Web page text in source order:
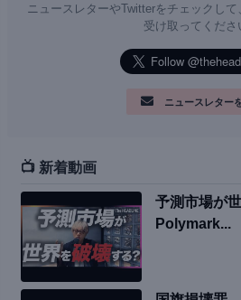
ニュースレターやTwitterをチェックし
受け取ってくださ
ニュースレター
📺 新着動画
予測市場が
Polymark...